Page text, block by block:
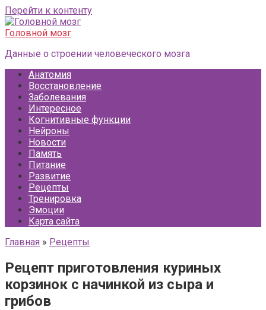
Перейти к контенту
Головной мозг
Данные о строении человеческого мозга
Анатомия
Восстановление
Заболевания
Интересное
Когнитивные функции
Нейроны
Новости
Память
Питание
Развитие
Рецепты
Тренировка
Эмоции
Карта сайта
Главная » Рецепты
Рецепт приготовления куриных
корзинок с начинкой из сыра и
грибов